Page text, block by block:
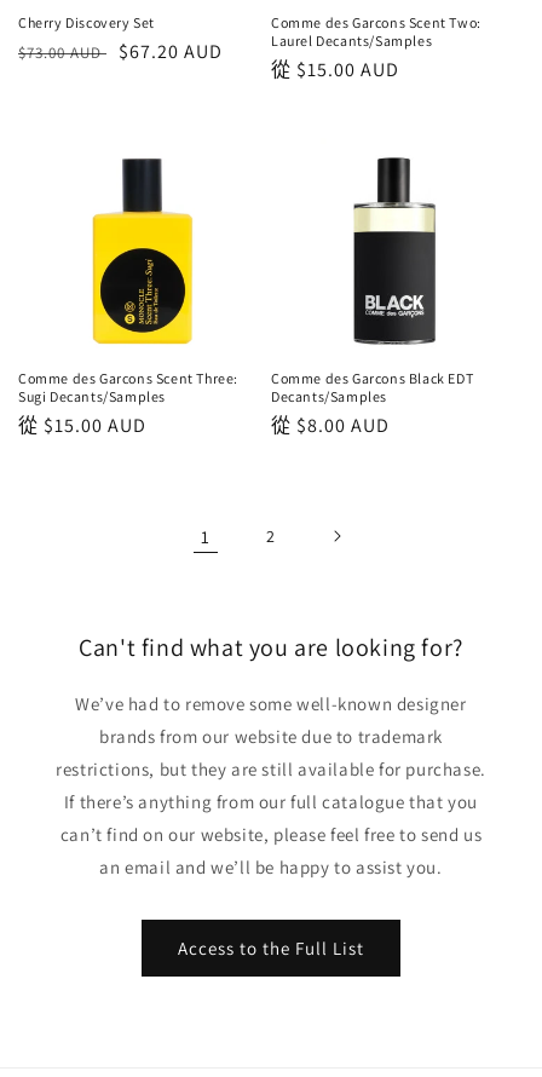
Cherry Discovery Set
正
$73.00 AUD
銷
$67.20 AUD
Comme des Garcons Scent Two:
Laurel Decants/Samples
正
從 $15.00 AUD
Comme des Garcons Scent Three:
Sugi Decants/Samples
正
從 $15.00 AUD
Comme des Garcons Black EDT
Decants/Samples
正
從 $8.00 AUD
1 2
Can't find what you are looking for?
We’ve had to remove some well-known designer
brands from our website due to trademark
restrictions, but they are still available for purchase.
If there’s anything from our full catalogue that you
can’t find on our website, please feel free to send us
an email and we’ll be happy to assist you.
Access to the Full List